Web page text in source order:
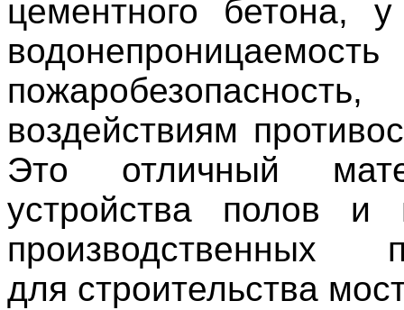
цементного бетона,
пожаробезопасность,
воздействиям
Это отличный
устройства полов и
производственных
для строительства